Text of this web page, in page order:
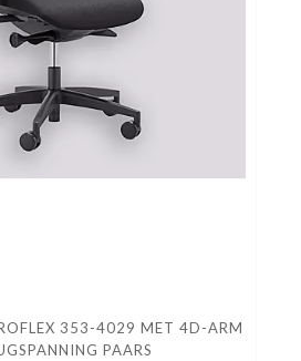
353-4029 MET 4D-ARM
PAARS